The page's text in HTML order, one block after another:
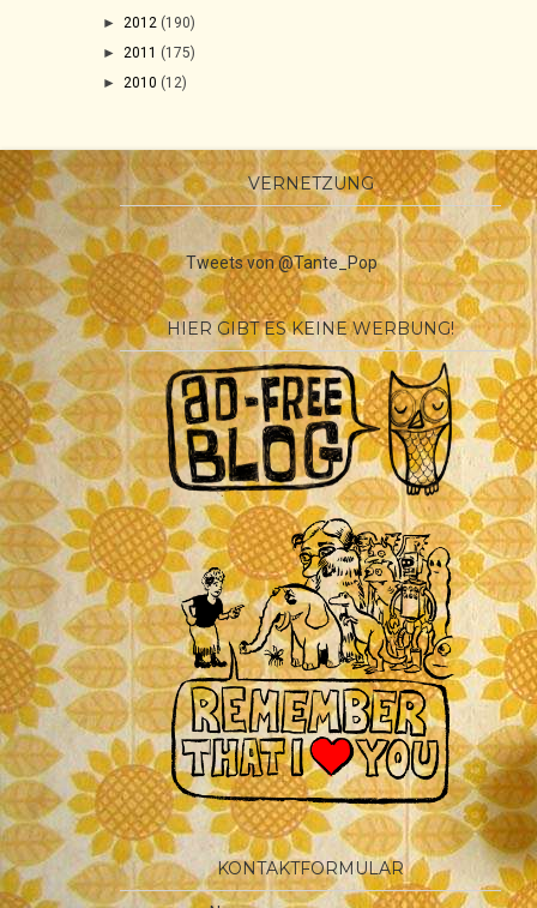
► 2012 (190)
► 2011 (175)
► 2010 (12)
VERNETZUNG
Tweets von @Tante_Pop
HIER GIBT ES KEINE WERBUNG!
KONTAKTFORMULAR